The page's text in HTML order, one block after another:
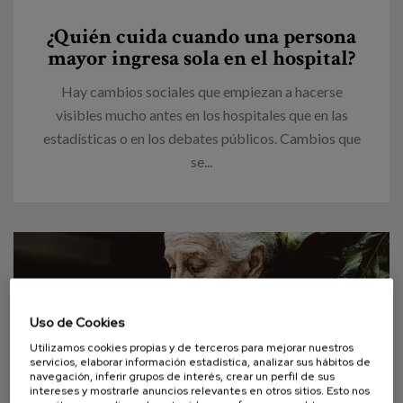
¿Quién cuida cuando una persona
mayor ingresa sola en el hospital?
Hay cambios sociales que empiezan a hacerse
visibles mucho antes en los hospitales que en las
estadísticas o en los debates públicos. Cambios que
se...
Uso de Cookies
Utilizamos cookies propias y de terceros para mejorar nuestros
servicios, elaborar información estadística, analizar sus hábitos de
navegación, inferir grupos de interés, crear un perfil de sus
intereses y mostrarle anuncios relevantes en otros sitios. Esto nos